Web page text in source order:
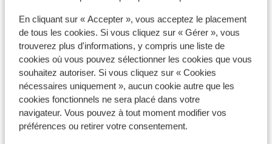
En cliquant sur « Accepter », vous acceptez le placement
de tous les cookies. Si vous cliquez sur « Gérer », vous
trouverez plus d'informations, y compris une liste de
cookies où vous pouvez sélectionner les cookies que vous
souhaitez autoriser. Si vous cliquez sur « Cookies
nécessaires uniquement », aucun cookie autre que les
cookies fonctionnels ne sera placé dans votre
navigateur. Vous pouvez à tout moment modifier vos
préférences ou retirer votre consentement.
À proximité
Distance de la plage playa de las cucharas environ
200 mètres (plage de sable)
À la périphérie
Distance du centre-ville: environ 500 mètres
Distance de l'aéroport environ 16 kilomètres